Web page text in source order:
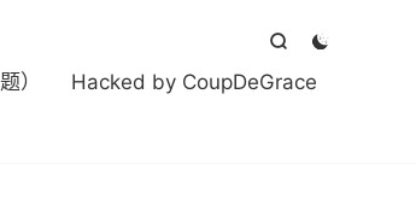


）
Hacked by CoupDeGrace